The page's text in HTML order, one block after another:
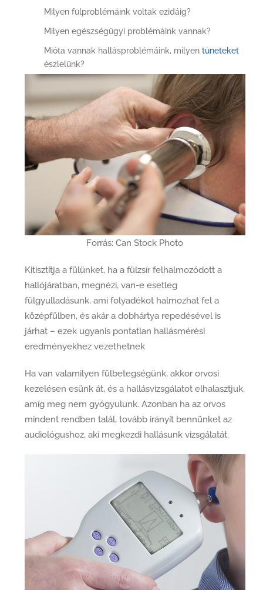
Milyen fülproblémáink voltak ezidáig?
Milyen egészségügyi problémáink vannak?
Mióta vannak hallásproblémáink, milyentüneteket
észlelünk?
Forrás: Can Stock Photo
Kitisztítja a fülünket, ha a fülzsír felhalmozódott a
hallójáratban, megnézi, van-e esetleg
fülgyulladásunk, ami folyadékot halmozhat fel a
középfülben, és akár a dobhártya repedésével is
járhat – ezek ugyanis pontatlan hallásmérési
eredményekhez vezethetnek
Ha van valamilyen fülbetegségünk, akkor orvosi
kezelésen esünk át, és a hallásvizsgálatot elhalasztjuk,
amíg meg nem gyógyulunk. Azonban ha az orvos
mindent rendben talál, tovább irányít bennünket az
audiológushoz, aki megkezdi hallásunk vizsgálatát.